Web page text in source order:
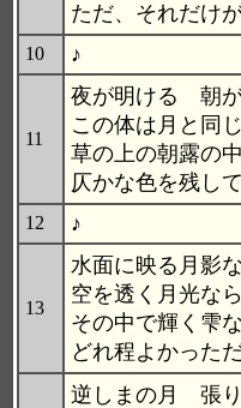
ただ、それだけ
10 ♪
11
夜が明ける 朝
この体は月と同
草の上の朝露の
仄かな色を残して
12 ♪
13
水面に映る月影
空を透く月光なら
その中で輝く雫
どれ程よかった
逆しまの月 張